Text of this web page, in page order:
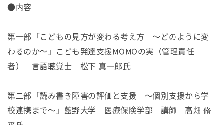
●内容
第一部「こどもの見方が変わる考え方 ～どのように変
わるのか～」こども発達支援MOMOの実（管理責任
者） 言語聴覚士 松下 真一郎氏
第二部「読み書き障害の評価と支援 ～個別支援から学
校連携まで～」藍野大学 医療保険学部 講師 高畑 脩